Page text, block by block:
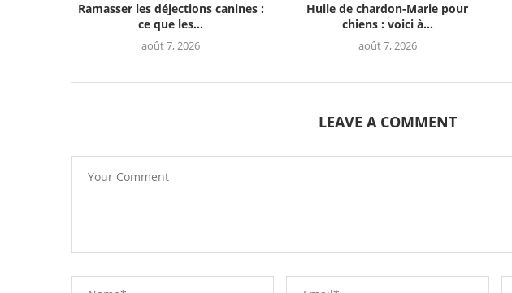
Ramasser les déjections canines :
ce que les...
août 7, 2026
Huile de chardon-Marie pour
chiens : voici à...
août 7, 2026
LEAVE A COMMENT